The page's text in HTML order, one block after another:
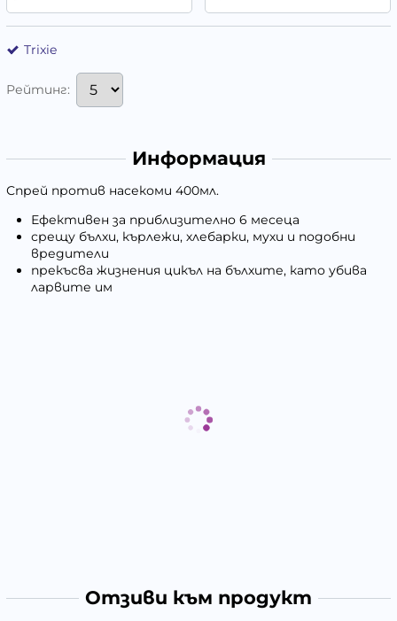
Trixie
Рейтинг:
Информация
Спрей против насекоми 400мл.
Ефективен за приблизително 6 месеца
срещу бълхи, кърлежи, хлебарки, мухи и подобни
вредители
прекъсва жизнения цикъл на бълхите, като убива
ларвите им
Отзиви към продукт